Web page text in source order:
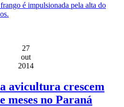
é impulsionada pela alta do
27
out
2014
avicultura crescem
meses no Paraná